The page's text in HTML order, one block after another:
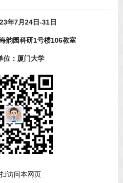
年7月24日-31日
韵园科研1号楼106教室
位：厦门大学
访问本网页